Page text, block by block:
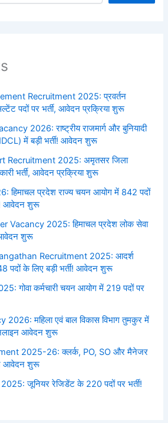
Recruitment 2025: प्रवर्तन
पदों पर भर्ती, आवेदन प्रक्रिया शुरू
2026: राष्ट्रीय राजमार्ग और बुनियादी
में बड़ी भर्ती! आवेदन शुरू
Recruitment 2025: अमृतसर जिला
भर्ती, आवेदन प्रक्रिया शुरू
हिमाचल प्रदेश राज्य चयन आयोग में 842 पदों
आवेदन शुरू
Vacancy 2025: हिमाचल प्रदेश लोक सेवा
आवेदन शुरू
Recruitment 2025: आदर्श
पदों के लिए बड़ी भर्ती! आवेदन शुरू
गोवा कर्मचारी चयन आयोग में 219 पदों पर
महिला एवं बाल विकास विभाग तुमकुर में
आवेदन शुरू
2025-26: क्लर्क, PO, SO और मैनेजर
आवेदन शुरू
जूनियर रेजिडेंट के 220 पदों पर भर्ती!